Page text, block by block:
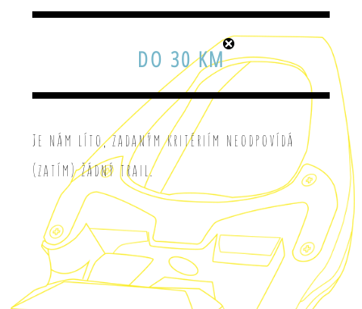
DO 30 KM
Je nám líto, zadaným kritériím neodpovídá
(zatím) žádný trail.